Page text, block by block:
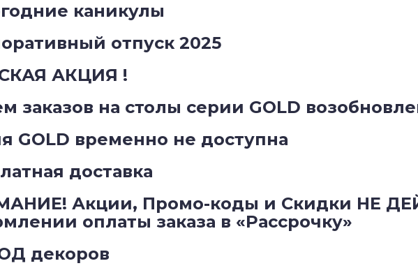
каникулы
отпуск 2025
АКЦИЯ !
заказов на столы серии GOLD
GOLD временно не доступна
доставка
Акции, Промо-коды и Скидки НЕ
оплаты заказа в «Рассрочку»
декоров